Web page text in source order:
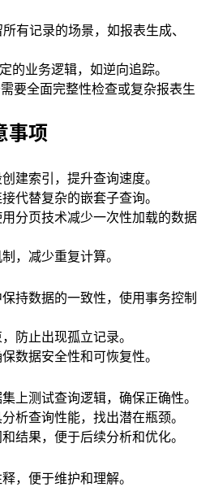
有记录的场景，如报表生成、
的业务逻辑，如逆向追踪。
要全面完整性检查或复杂报表生
事项
建索引，提升查询速度。
代替复杂的嵌套子查询。
分页技术减少一次性加载的数据
，减少重复计算。
持数据的一致性，使用事务控制
防止出现孤立记录。
数据安全性和可恢复性。
上测试查询逻辑，确保正确性。
析查询性能，找出潜在瓶颈。
结果，便于后续分析和优化。
，便于维护和理解。